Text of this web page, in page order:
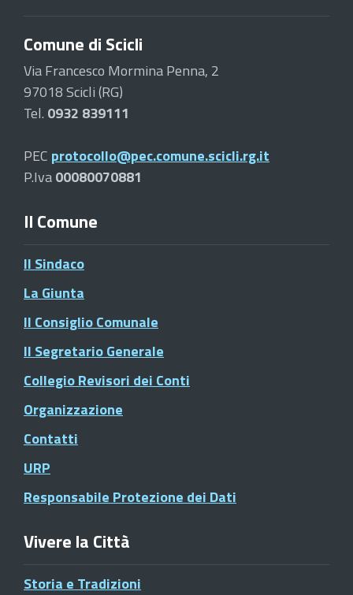
Comune di Scicli
Via Francesco Mormina Penna, 2
97018 Scicli (RG)
Tel. 0932 839111
PEC protocollo@pec.comune.scicli.rg.it
P.Iva00080070881
Il Comune
Il Sindaco
La Giunta
Il Consiglio Comunale
Il Segretario Generale
Collegio Revisori dei Conti
Organizzazione
Contatti
URP
Responsabile Protezione dei Dati
Vivere la Città
Storia e Tradizioni